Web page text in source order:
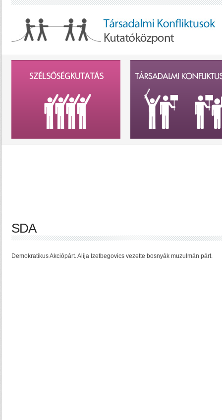
SDA
Demokratikus Akciópárt. Alija Izetbegovics vezette bosnyák muzulmán párt.